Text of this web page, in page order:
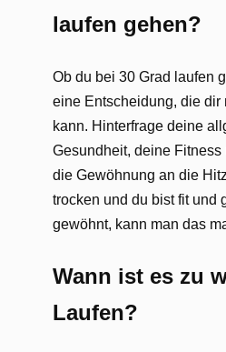
laufen gehen?
Ob du bei 30 Grad laufen
eine Entscheidung, die dir
kann. Hinterfrage deine
Gesundheit, deine Fitness
die Gewöhnung an die
trocken und du bist fit und
gewöhnt, kann man das
Wann ist es zu
Laufen?